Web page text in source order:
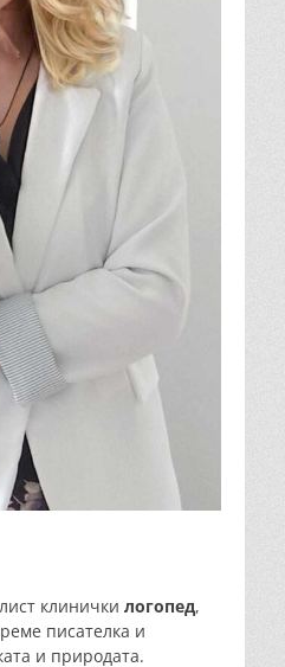
клинички логопед,
писателка и
и природата.